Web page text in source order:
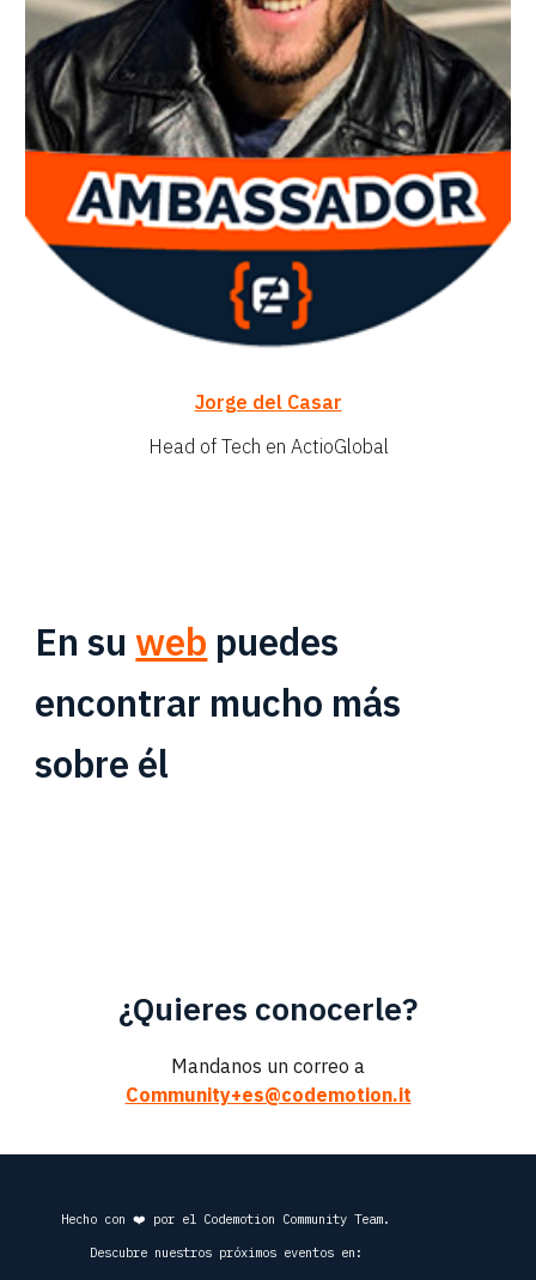
Jorge del Casar
Head of Tech en ActioGlobal
En suweb puedes
encontrar mucho más
sobre él
¿Quieres conocerle?
Mandanos un correo a
Community+es@codemotion.it
Hecho con ❤️ por el Codemotion Community Team.
Descubre nuestros próximos eventos en: